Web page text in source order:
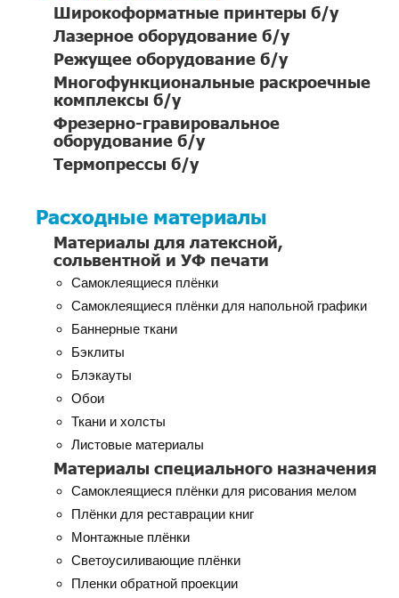
Широкоформатные принтеры б/у
Лазерное оборудование б/у
Режущее оборудование б/у
Многофункциональные раскроечные
комплексы б/у
Фрезерно-гравировальное
оборудование б/у
Термопрессы б/у
Расходные материалы
Материалы для латексной,
сольвентной и УФ печати
Самоклеящиеся плёнки
Самоклеящиеся плёнки для напольной графики
Баннерные ткани
Бэклиты
Блэкауты
Обои
Ткани и холсты
Листовые материалы
Материалы специального назначения
Самоклеящиеся плёнки для рисования мелом
Плёнки для реставрации книг
Монтажные плёнки
Светоусиливающие плёнки
Пленки обратной проекции